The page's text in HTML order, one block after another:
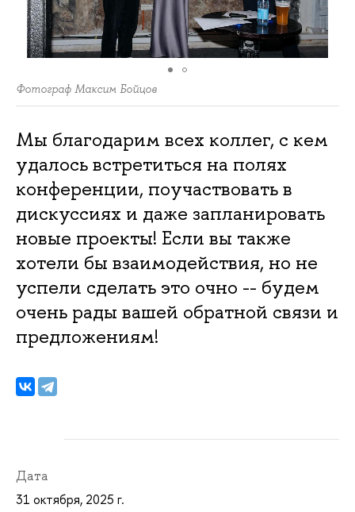
Фотограф Максим Бойцов
Мы благодарим всех коллег, с кем
удалось встретиться на полях
конференции, поучаствовать в
дискуссиях и даже запланировать
новые проекты! Если вы также
хотели бы взаимодействия, но не
успели сделать это очно -- будем
очень рады вашей обратной связи и
предложениям!
Дата
31 октября, 2025 г.